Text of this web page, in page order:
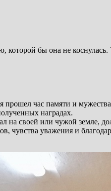
бы она не
час памяти и
наградах.
на своей или чужой земле,
чувства уважения и